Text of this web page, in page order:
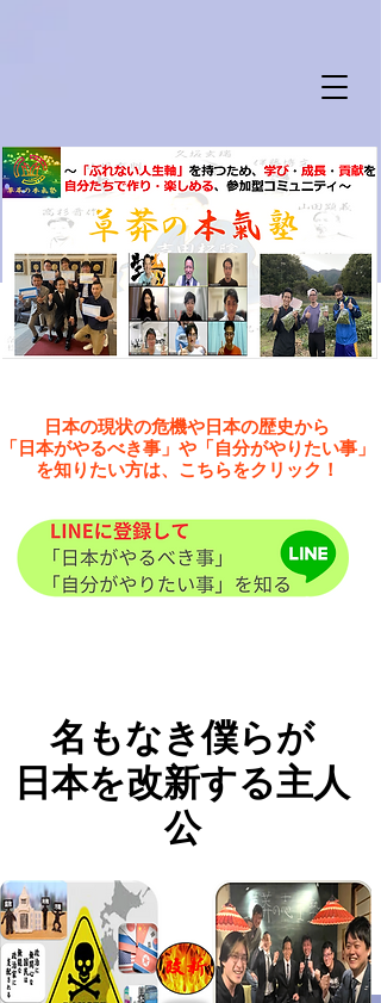
日本の現状の危機や日本の歴史から
「日本がやるべき事」や「自分がやりたい事」
を知りたい方は、こちらをクリック！
名もなき僕らが
日本を改新する主人
公